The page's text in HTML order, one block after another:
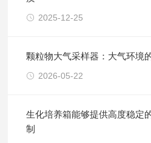
2025-12-25
颗粒物大气采样器：大气环境
2026-05-22
生化培养箱能够提供高度稳定
制